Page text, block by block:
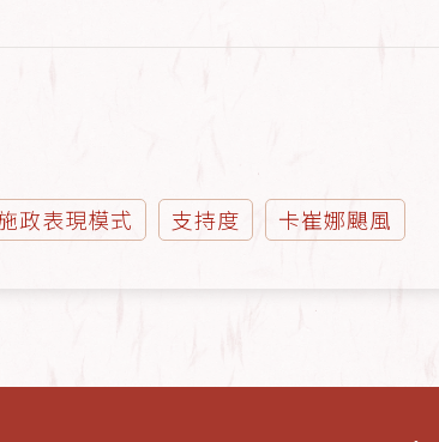
政表現模式 支持度 卡崔娜颶風